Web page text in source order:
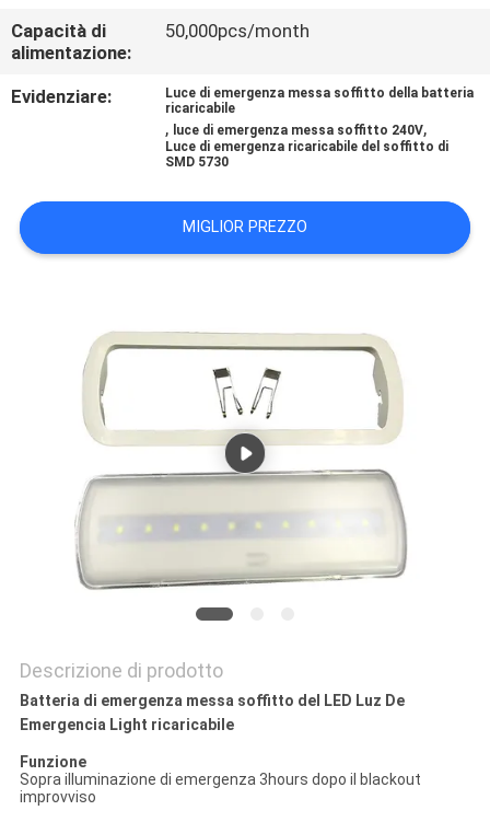
UNA
CITAZIONE
DEL
SITO
SULLA
PRIVACY
Capacità di
alimentazione:
50,000pcs/month
Evidenziare:
Luce di emergenza messa soffitto della batteria
ricaricabile
, luce di emergenza messa soffitto 240V,
Luce di emergenza ricaricabile del soffitto di
SMD 5730
MIGLIOR PREZZO
Descrizione di prodotto
Batteria di emergenza messa soffitto del LED Luz De
Emergencia Light ricaricabile
Funzione
Sopra illuminazione di emergenza 3hours dopo il blackout
improvviso